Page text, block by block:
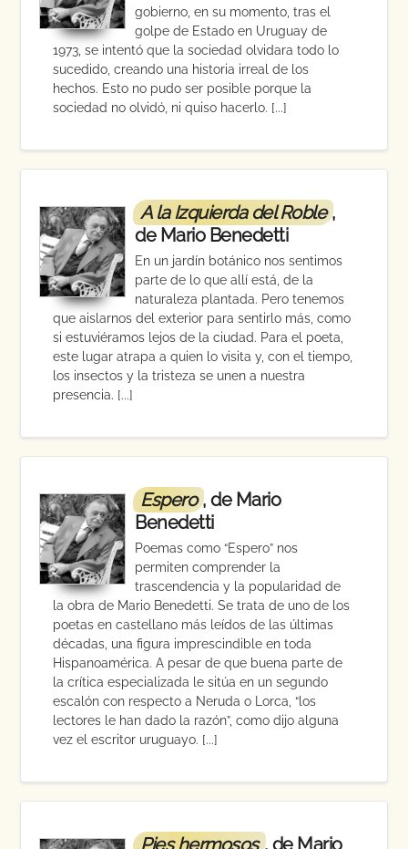
gobierno, en su momento, tras el
golpe de Estado en Uruguay de
1973, se intentó que la sociedad olvidara todo lo
sucedido, creando una historia irreal de los
hechos. Esto no pudo ser posible porque la
sociedad no olvidó, ni quiso hacerlo. [...]
A la Izquierda del Roble ,
de Mario Benedetti
En un jardín botánico nos sentimos
parte de lo que allí está, de la
naturaleza plantada. Pero tenemos
que aislarnos del exterior para sentirlo más, como
si estuviéramos lejos de la ciudad. Para el poeta,
este lugar atrapa a quien lo visita y, con el tiempo,
los insectos y la tristeza se unen a nuestra
presencia. [...]
Espero , de Mario
Benedetti
Poemas como “Espero” nos
permiten comprender la
trascendencia y la popularidad de
la obra de Mario Benedetti. Se trata de uno de los
poetas en castellano más leídos de las últimas
décadas, una figura imprescindible en toda
Hispanoamérica. A pesar de que buena parte de
la crítica especializada le sitúa en un segundo
escalón con respecto a Neruda o Lorca, “los
lectores le han dado la razón”, como dijo alguna
vez el escritor uruguayo. [...]
Pies hermosos , de Mario